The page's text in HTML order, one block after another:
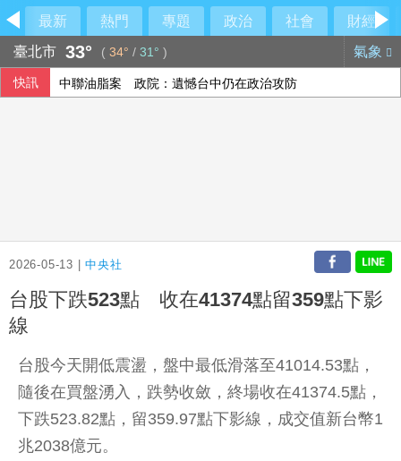
最新 熱門 專題 政治 社會
財經
臺北市 33° ( 34° / 31° ) 氣象
快訊 中聯油脂案 政院：遺憾台中仍在政治攻防
2026-05-13 |中央社
台股下跌523點 收在41374點留359點下影
線
台股今天開低震盪，盤中最低滑落至41014.53點，
隨後在買盤湧入，跌勢收斂，終場收在41374.5點，
下跌523.82點，留359.97點下影線，成交值新台幣1
兆2038億元。